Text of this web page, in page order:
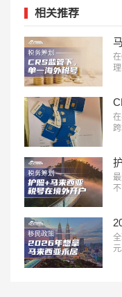
相关推荐